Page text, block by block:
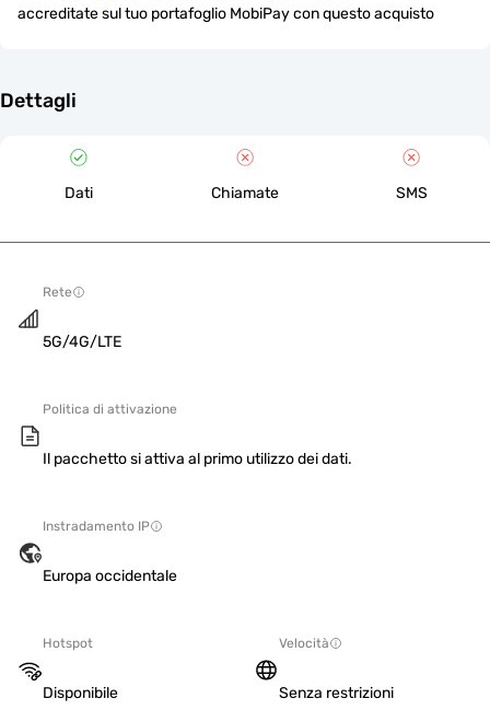
accreditate sul tuo portafoglio MobiPay con questo acquisto
Dettagli
Dati Chiamate SMS
Rete
5G/4G/LTE
Politica di attivazione
Il pacchetto si attiva al primo utilizzo dei dati.
Instradamento IP
Europa occidentale
Hotspot
Disponibile
Velocità
Senza restrizioni